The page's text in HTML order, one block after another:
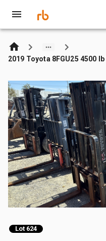
2019 Toyota 8FGU25 4500
Lot 624